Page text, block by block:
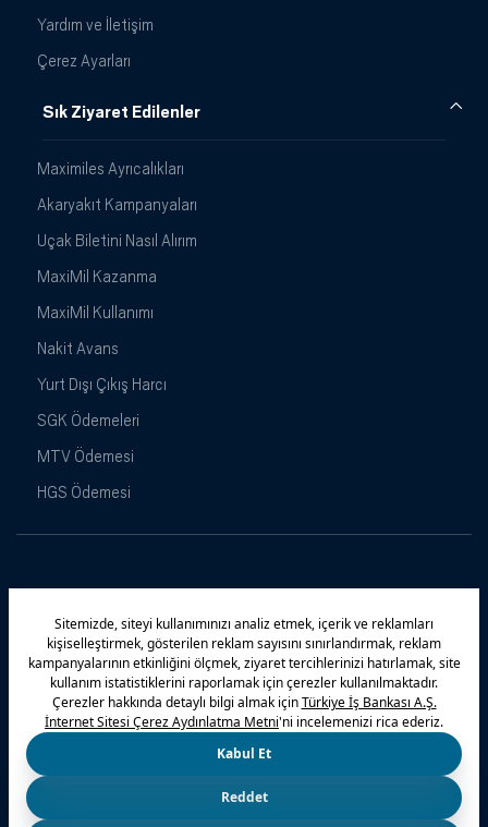
Yardım ve İletişim
Çerez Ayarları
Sık Ziyaret Edilenler
Maximiles Ayrıcalıkları
Akaryakıt Kampanyaları
Uçak Biletini Nasıl Alırım
MaxiMil Kazanma
MaxiMil Kullanımı
Nakit Avans
Yurt Dışı Çıkış Harcı
SGK Ödemeleri
MTV Ödemesi
HGS Ödemesi
© 2026 Türkiye İş Bankası A.Ş.
Maximiles Kampanyalar Yasal Uyarı Güvenlik
Gizlilik Politikamız Bilgi Toplumu Hizmetleri
Çerez Politikası Kişisel Verilerin Korunması